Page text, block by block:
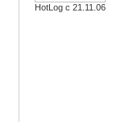
HotLog с 21.11.06